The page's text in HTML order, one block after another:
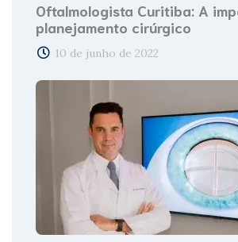
Oftalmologista Curitiba: A
planejamento cirúrgico
10 de junho de 2022